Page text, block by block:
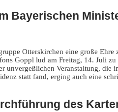
Bayerischen
Otterskirchen eine große Ehre
Goppl lud am Freitag, 14. Juli
unvergeßlichen Veranstaltung, die
statt fand, erging auch eine
des